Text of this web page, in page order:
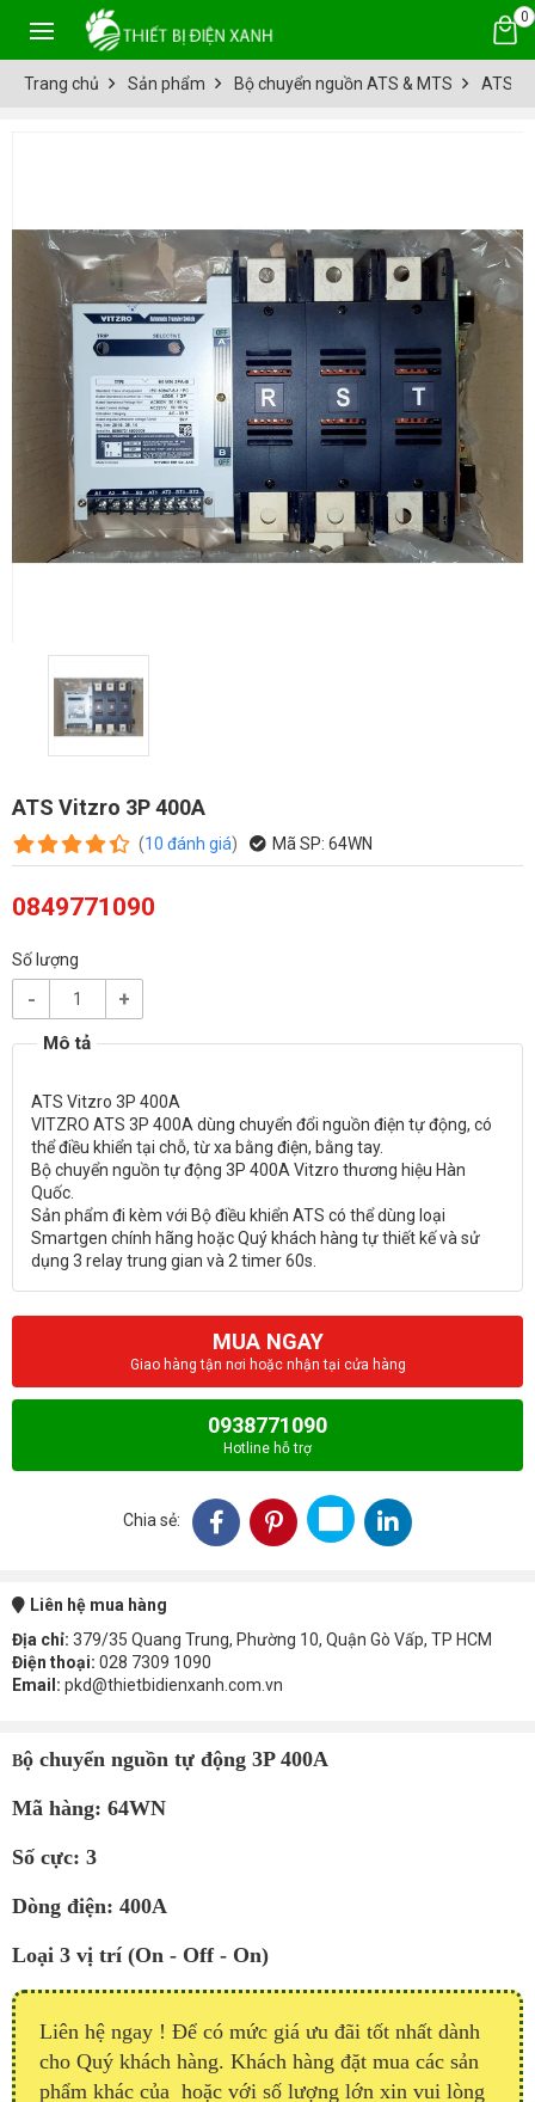
0
Trang chủ Sản phẩm Bộ chuyển nguồn ATS & MTS ATS
ATS Vitzro 3P 400A
(10 đánh giá) Mã SP: 64WN
0849771090
Số lượng
- +
ATS Vitzro 3P 400A
VITZRO ATS 3P 400A dùng chuyển đổi nguồn điện tự động, có
thể điều khiển tại chỗ, từ xa bằng điện, bằng tay.
Bộ chuyển nguồn tự động 3P 400A Vitzro thương hiệu Hàn
Quốc.
Sản phẩm đi kèm với Bộ điều khiển ATS có thể dùng loại
Smartgen chính hãng hoặc Quý khách hàng tự thiết kế và sử
MUA NGAY
Giao hàng tận nơi hoặc nhận tại cửa hàng
0938771090
Hotline hỗ trợ
Chia sẻ:
Liên hệ mua hàng
Địa chỉ: 379/35 Quang Trung, Phường 10, Quận Gò Vấp, TP HCM
Điện thoại: 028 7309 1090
Email: pkd@thietbidienxanh.com.vn
Bộ chuyển nguồn tự động 3P 400A
Mã hàng: 64WN
Số cực: 3
Dòng điện: 400A
Loại 3 vị trí (On - Off - On)
Liên hệ ngay ! Để có mức giá ưu đãi tốt nhất dành
cho Quý khách hàng. Khách hàng đặt mua các sản
phẩm khác của hoặc với số lượng lớn xin vui lòng